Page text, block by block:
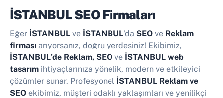
İSTANBUL SEO Firmaları
Eğer İSTANBUL ve İSTANBUL'da SEO ve Reklam
firması arıyorsanız, doğru yerdesiniz! Ekibimiz,
İSTANBUL'de Reklam, SEO ve İSTANBUL web
tasarım ihtiyaçlarınıza yönelik, modern ve etkileyici
çözümler sunar. Profesyonel İSTANBUL Reklam ve
SEO ekibimiz, müşteri odaklı yaklaşımları ve yenilikçi